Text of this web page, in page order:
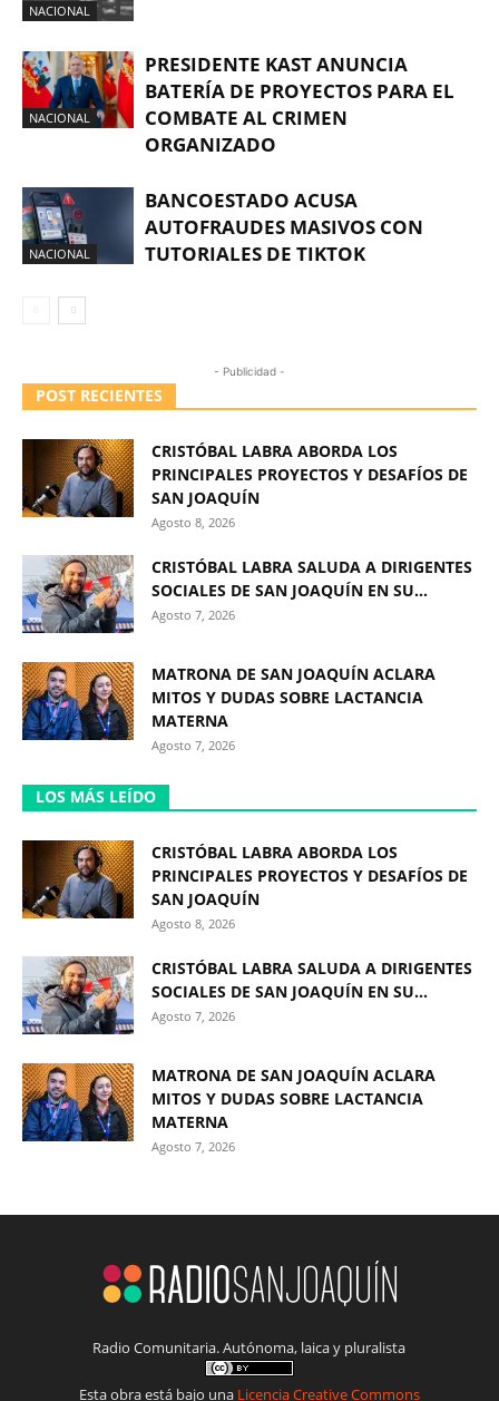
NACIONAL
NACIONAL
PRESIDENTE KAST ANUNCIA
BATERÍA DE PROYECTOS PARA EL
COMBATE AL CRIMEN
ORGANIZADO
NACIONAL
BANCOESTADO ACUSA
AUTOFRAUDES MASIVOS CON
TUTORIALES DE TIKTOK
- Publicidad -
POST RECIENTES
CRISTÓBAL LABRA ABORDA LOS
PRINCIPALES PROYECTOS Y DESAFÍOS DE
SAN JOAQUÍN
Agosto 8, 2026
CRISTÓBAL LABRA SALUDA A DIRIGENTES
SOCIALES DE SAN JOAQUÍN EN SU...
Agosto 7, 2026
MATRONA DE SAN JOAQUÍN ACLARA
MITOS Y DUDAS SOBRE LACTANCIA
MATERNA
Agosto 7, 2026
LOS MÁS LEÍDO
CRISTÓBAL LABRA ABORDA LOS
PRINCIPALES PROYECTOS Y DESAFÍOS DE
SAN JOAQUÍN
Agosto 8, 2026
CRISTÓBAL LABRA SALUDA A DIRIGENTES
SOCIALES DE SAN JOAQUÍN EN SU...
Agosto 7, 2026
MATRONA DE SAN JOAQUÍN ACLARA
MITOS Y DUDAS SOBRE LACTANCIA
MATERNA
Agosto 7, 2026
Radio Comunitaria. Autónoma, laica y pluralista
Esta obra está bajo una Licencia Creative Commons